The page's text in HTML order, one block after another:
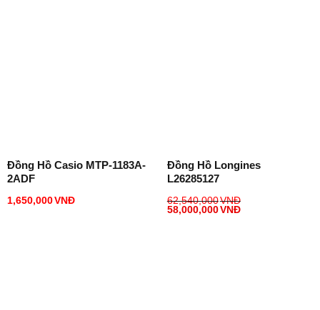
Đồng Hồ Casio MTP-1183A-
2ADF
1,650,000VNĐ
Đồng Hồ Longines
L26285127
62,540,000VNĐ
58,000,000VNĐ